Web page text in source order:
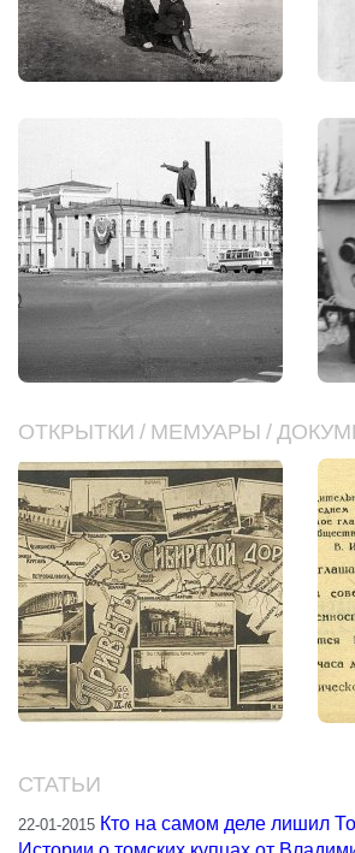
ОТКРЫТКИ / МЕМУАРЫ /
СТАТЬИ
22-01-2015 Кто на самом деле лишил